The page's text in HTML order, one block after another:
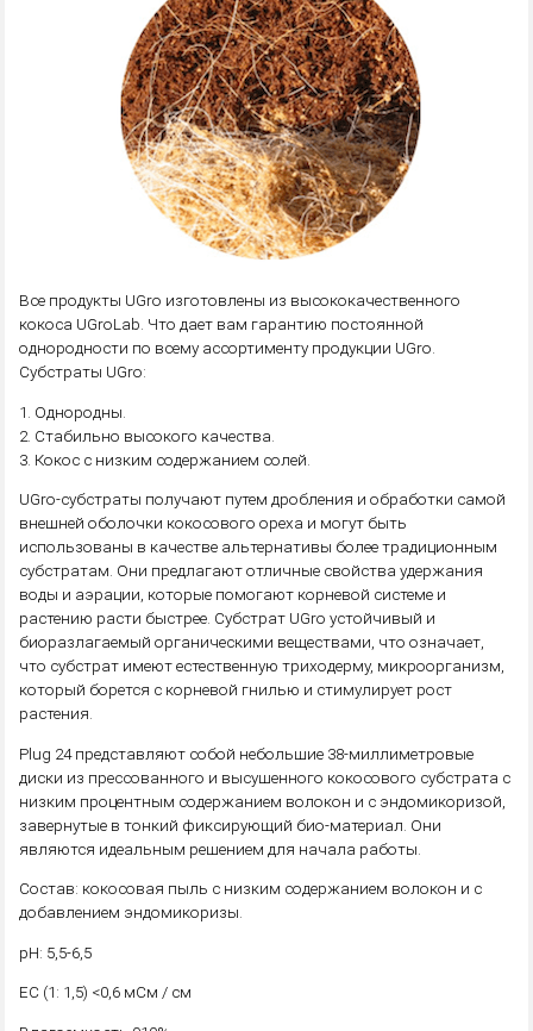
Все продукты UGro изготовлены из высококачественного
кокоса UGroLab. Что дает вам гарантию постоянной
однородности по всему ассортименту продукции UGro.
Субстраты UGro:
1. Однородны.
2. Стабильно высокого качества.
3. Кокос с низким содержанием солей.
UGro-субстраты получают путем дробления и обработки самой
внешней оболочки кокосового ореха и могут быть
использованы в качестве альтернативы более традиционным
субстратам. Они предлагают отличные свойства удержания
воды и аэрации, которые помогают корневой системе и
растению расти быстрее. Субстрат UGro устойчивый и
биоразлагаемый органическими веществами, что означает,
что субстрат имеют естественную триходерму, микроорганизм,
который борется с корневой гнилью и стимулирует рост
растения.
Plug 24 представляют собой небольшие 38-миллиметровые
диски из прессованного и высушенного кокосового субстрата с
низким процентным содержанием волокон и с эндомикоризой,
завернутые в тонкий фиксирующий био-материал. Они
являются идеальным решением для начала работы.
Состав: кокосовая пыль с низким содержанием волокон и с
добавлением эндомикоризы.
pH: 5,5-6,5
EC (1: 1,5) <0,6 мСм / см